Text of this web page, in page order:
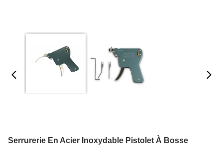
Serrurerie En Acier Inoxydable Pistolet À Bosse